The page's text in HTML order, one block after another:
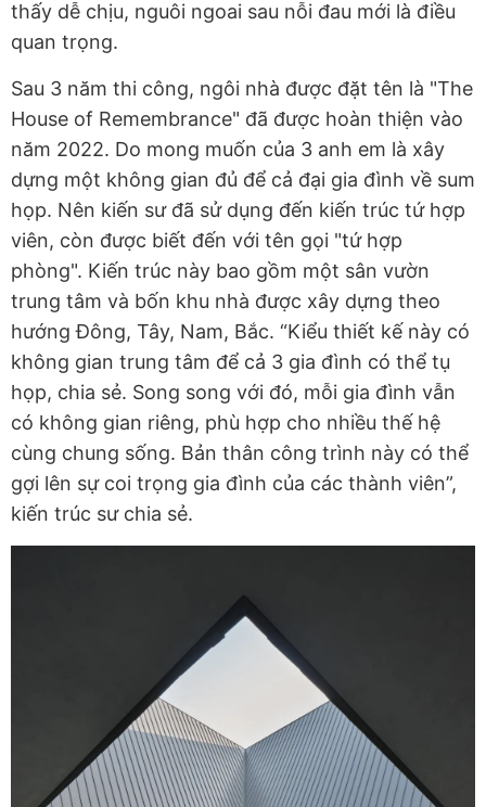
thấy dễ chịu, nguôi ngoai sau nỗi đau mới là điều
quan trọng.
Sau 3 năm thi công, ngôi nhà được đặt tên là "The
House of Remembrance" đã được hoàn thiện vào
năm 2022. Do mong muốn của 3 anh em là xây
dựng một không gian đủ để cả đại gia đình về sum
họp. Nên kiến sư đã sử dụng đến kiến trúc tứ hợp
viên, còn được biết đến với tên gọi "tứ hợp
phòng". Kiến trúc này bao gồm một sân vườn
trung tâm và bốn khu nhà được xây dựng theo
hướng Đông, Tây, Nam, Bắc. “Kiểu thiết kế này có
không gian trung tâm để cả 3 gia đình có thể tụ
họp, chia sẻ. Song song với đó, mỗi gia đình vẫn
có không gian riêng, phù hợp cho nhiều thế hệ
cùng chung sống. Bản thân công trình này có thể
gợi lên sự coi trọng gia đình của các thành viên”,
kiến trúc sư chia sẻ.